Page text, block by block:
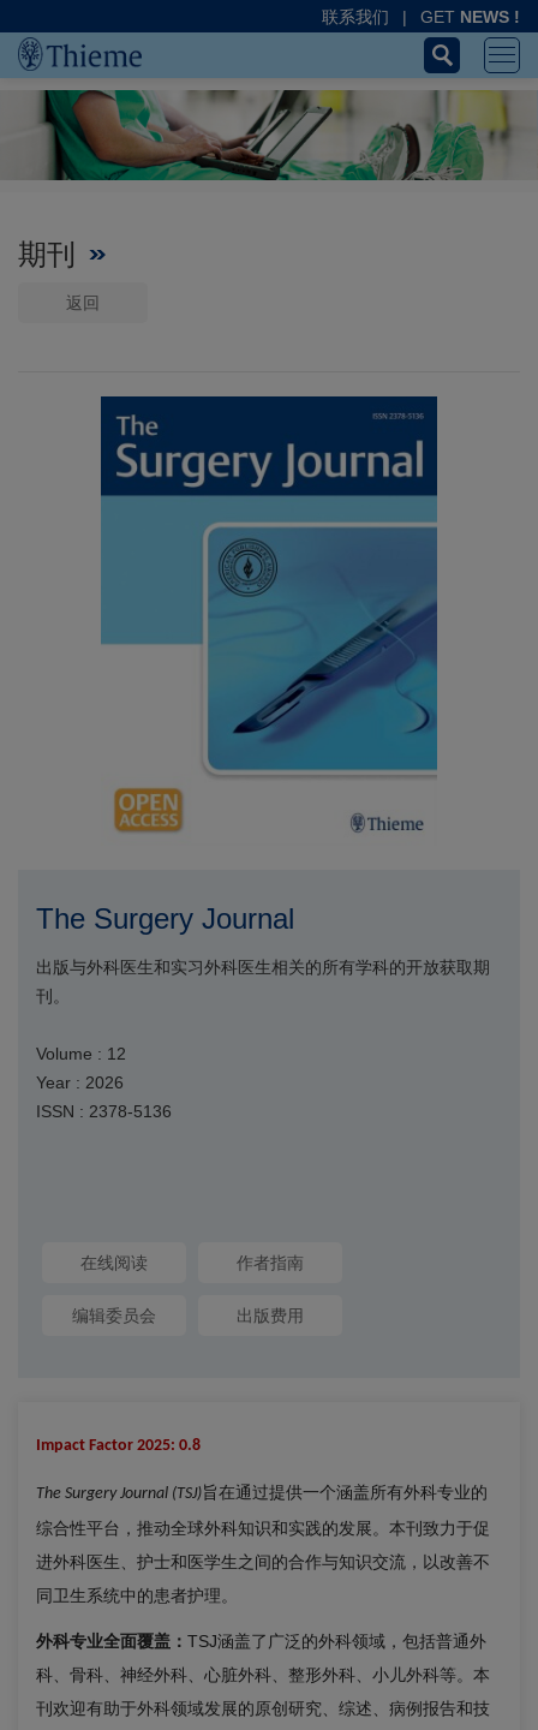
联系我们 | GET NEWS !
期刊
返回
The Surgery Journal
出版与外科医生和实习外科医生相关的所有学科的开放获取期
刊。
Volume : 12
Year : 2026
ISSN : 2378-5136
在线阅读 作者指南
编辑委员会 出版费用
Impact Factor 2025: 0.8
The Surgery Journal (TSJ)旨在通过提供一个涵盖所有外科专业的
综合性平台，推动全球外科知识和实践的发展。本刊致力于促
进外科医生、护士和医学生之间的合作与知识交流，以改善不
同卫生系统中的患者护理。
外科专业全面覆盖： TSJ涵盖了广泛的外科领域，包括普通外
科、骨科、神经外科、心脏外科、整形外科、小儿外科等。本
刊欢迎有助于外科领域发展的原创研究、综述、病例报告和技